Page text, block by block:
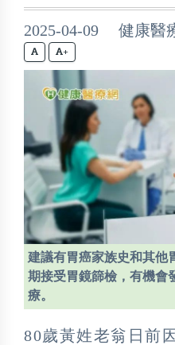
2025-04-09 健康醫
+
建議有胃癌家族史和其他
期接受胃鏡篩檢，有機會
療。
80歲黃姓老翁日前